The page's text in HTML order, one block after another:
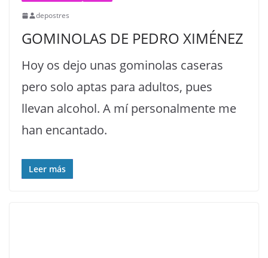
depostres
GOMINOLAS DE PEDRO XIMÉNEZ
Hoy os dejo unas gominolas caseras
pero solo aptas para adultos, pues
llevan alcohol. A mí personalmente me
han encantado.
Leer más